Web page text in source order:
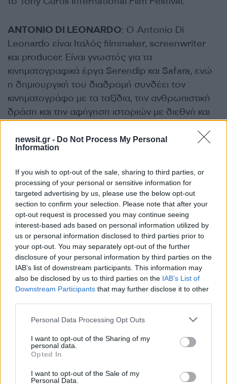
newsit.gr - Do Not Process My Personal
Information
If you wish to opt-out of the sale, sharing to third parties, or
processing of your personal or sensitive information for
targeted advertising by us, please use the below opt-out
section to confirm your selection. Please note that after your
opt-out request is processed you may continue seeing
interest-based ads based on personal information utilized by
us or personal information disclosed to third parties prior to
your opt-out. You may separately opt-out of the further
disclosure of your personal information by third parties on the
IAB’s list of downstream participants. This information may
also be disclosed by us to third parties on the IAB’s List of
Downstream Participants that may further disclose it to other
Please note that this website/app uses one or more Google
not limited to your visit or usage behaviour. You may click to
grant or deny consent to Google and its third-party tags to
use your data for below specified purposes in below Google
consent section.
Personal Data Processing Opt Outs
I want to opt-out of the Sharing of my
personal data.
Opted In
I want to opt-out of the Sale of my
Personal Data.
ANTONIO DI LEONARDO: Ο Antonio Di
Leonardo είναι Ιταλός filmmaker, screenwriter
και producer. Είναι γνωστός για τα
κινηματογραφικά έργα Serendip και Safara, ενώ
η δημιουργική του διαδρομή συνδέει τον
κινηματογράφο με τα ταξίδια, την ανθρωπιστική
δράση και την αφήγηση ιστοριών με διεθνή και
ΕΞΗΚΙΑ ΤΡΙΒΟΥΛΙΔΗ
είναι καλλιτέχνης με αντικείμενο τη γλυπτική, τη
ζωγραφική, τα ψηφιδωτά, την κλασική τέχνη και
τη χειροποίητη καλλιτεχνική δημιουργία. Το έργο
του συνδέεται έντονα με την ελληνική
αρχαιότητα, την αναγεννησιακή αισθητική και τη
μεσογειακή πολιτιστική παράδοση. Είναι επίσης ο
επίσημος σχεδιαστής του βραβείου Artemis
Award του Euro-American Women’s Council,
ενός διεθνούς θεσμού με έντονο πολιτιστικό και
συμβολικό χαρακτήρα.
ΠΑΡΙ ΚΑΤΣΙΒΕΛΟ: Ο Πάρις Κατσίβελος είναι
ηθοποιός, σκηνοθέτης και καθηγητής
Δραματικής Τέχνης. Έχει σπουδάσει υποκριτική,
σκηνοθεσία, σκηνογραφία, ενδυματολογία,
κινησιολογία, χορογραφία και αγωγή του λόγου,